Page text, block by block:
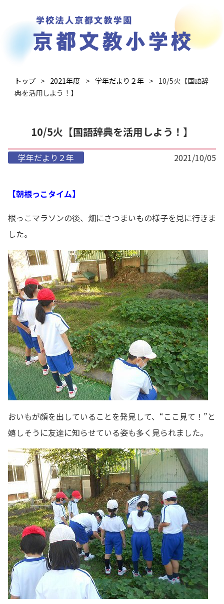
トップ 2021年度 学年だより２年
10/5火【国語辞
典を活用しよう！】
10/5火【国語辞典を活用しよう！】
学年だより２年 2021/10/05
【朝根っこタイム】
根っこマラソンの後、畑にさつまいもの様子を見に行きま
した。
おいもが顔を出していることを発見して、“ここ見て！”と
嬉しそうに友達に知らせている姿も多く見られました。